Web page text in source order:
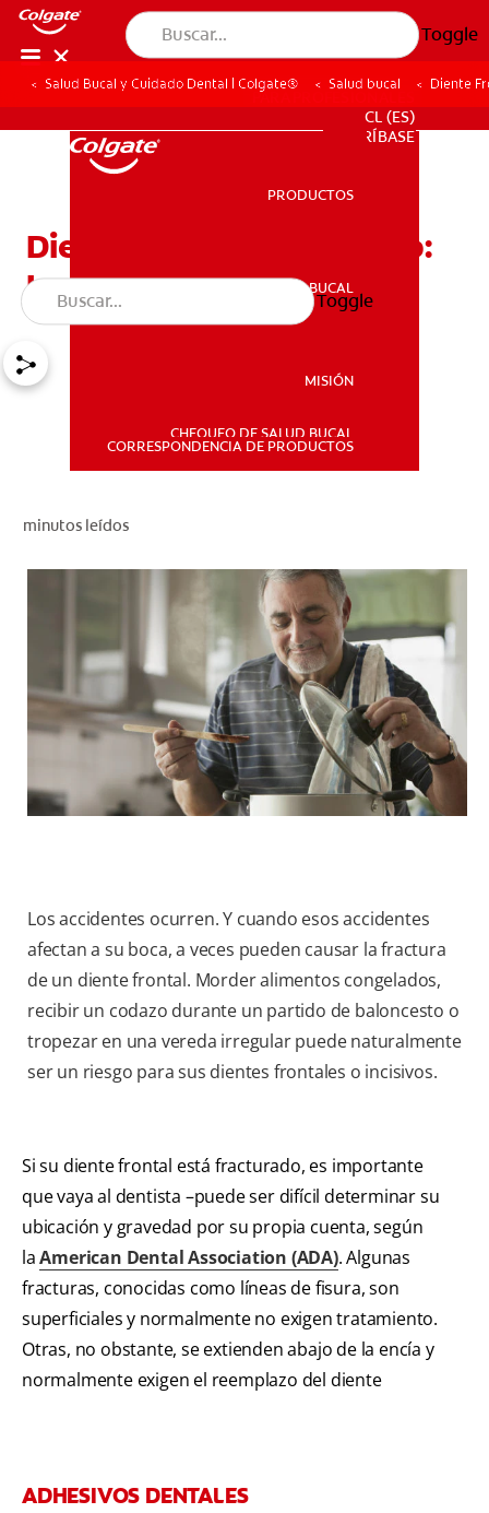
Toggle
SALUD BUCAL
PARA PROFESIONALES
CL (ES)
SUSCRÍBASE
PARA PROFESIONALES
CL (ES)
SUSCRÍBASE
PRODUCTOS
SALUD BUCAL
MISIÓN
CHEQUEO DE SALUD BUCAL
CORRESPONDENCIA DE PRODUCTOS
Toggle
Salud Bucal y Cuidado Dental | Colgate® Salud bucal Diente
Diente Frontal Fracturado:
Lo Que Puede Hacer
minutos leídos
Los accidentes ocurren. Y cuando esos accidentes
afectan a su boca, a veces pueden causar la fractura
de un diente frontal. Morder alimentos congelados,
recibir un codazo durante un partido de baloncesto o
tropezar en una vereda irregular puede naturalmente
ser un riesgo para sus dientes frontales o incisivos.
Si su diente frontal está fracturado, es importante
que vaya al dentista –puede ser difícil determinar su
ubicación y gravedad por su propia cuenta, según
laAmerican Dental Association (ADA). Algunas
fracturas, conocidas como líneas de fisura, son
superficiales y normalmente no exigen tratamiento.
Otras, no obstante, se extienden abajo de la encía y
normalmente exigen el reemplazo del diente
ADHESIVOS DENTALES